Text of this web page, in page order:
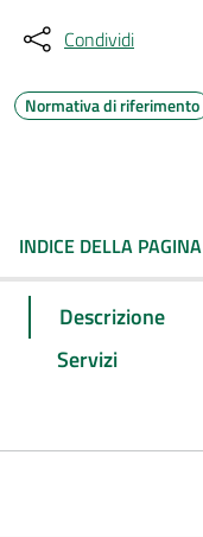
Condividi
Normativa di riferimento
INDICE DELLA PAGINA
Descrizione
Servizi